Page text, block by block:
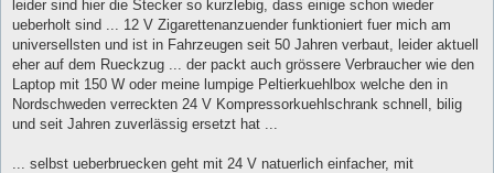
leider sind hier die Stecker so kurzlebig, dass einige schon wieder
ueberholt sind ... 12 V Zigarettenanzuender funktioniert fuer mich am
universellsten und ist in Fahrzeugen seit 50 Jahren verbaut, leider aktuell
eher auf dem Rueckzug ... der packt auch grössere Verbraucher wie den
Laptop mit 150 W oder meine lumpige Peltierkuehlbox welche den in
Nordschweden verreckten 24 V Kompressorkuehlschrank schnell, bilig
und seit Jahren zuverlässig ersetzt hat ...
... selbst ueberbruecken geht mit 24 V natuerlich einfacher, mit